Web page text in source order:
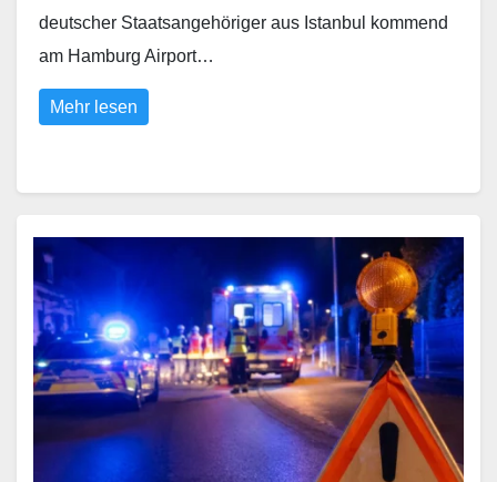
deutscher Staatsangehöriger aus Istanbul kommend
am Hamburg Airport…
Mehr lesen